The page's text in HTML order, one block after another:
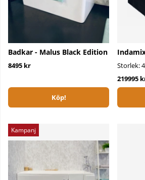
Badkar - Malus Black Edition
8495 kr
Köp!
Storlek:
219995
Kampanj